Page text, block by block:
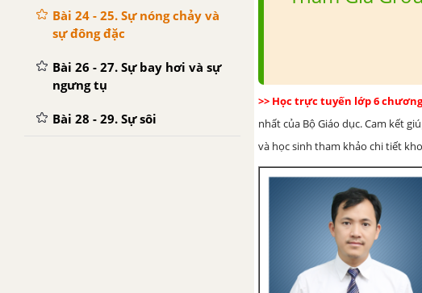
Bài 24 - 25. Sự nóng chảy và
sự đông đặc
Bài 26 - 27. Sự bay hơi và sự
ngưng tụ
Bài 28 - 29. Sự sôi
>> Học trực tuyến lớp 6
nhất của Bộ Giáo dục. Cam kết
và học sinh tham khảo chi tiết